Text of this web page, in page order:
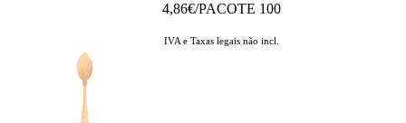
4,86€/PACOTE 100
IVA e Taxas legais não incl.